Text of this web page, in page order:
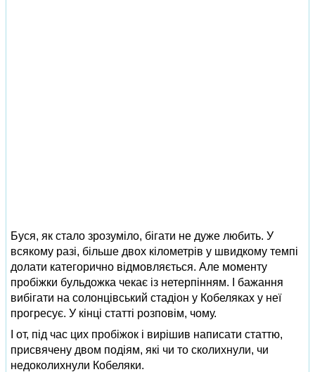
Буся, як стало зрозуміло, бігати не дуже любить. У
всякому разі, більше двох кілометрів у швидкому темпі
долати категорично відмовляється. Але моменту
пробіжки бульдожка чекає із нетерпінням. І бажання
вибігати на солонцівський стадіон у Кобеляках у неї
прогресує. У кінці статті розповім, чому.
І от, під час цих пробіжок і вирішив написати статтю,
присвячену двом подіям, які чи то сколихнули, чи
недоколихнули Кобеляки.